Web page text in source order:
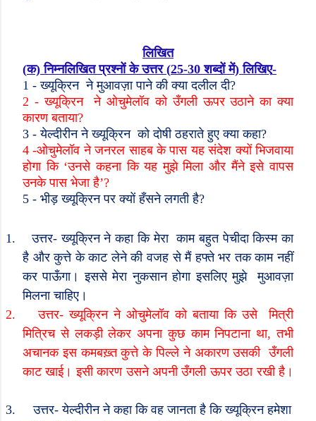
लिखित
(क) निम्नलिखित प्रश्नों के उत्तर (25-30शब्दों में) लिखिए-
1 -ख्यूक्रिन ने मुआवज़ा पाने की क्या दलील दी?
2 -ख्यूक्रिन
ने ओचुमेलॉव को उँगली ऊपर उठाने का क्या
कारण बताया?
3 -येल्दीरीन ने ख्यूक्रिन को दोषी ठहराते हुए क्या कहा?
4 -ओचुमेलॉव ने जनरल साहब के पास यह संदेश क्यों भिजवाया
होगा कि‘उनसे कहना कि यह मुझे मिला और मैंने इसे वापस
उनके पास भेजा है’?
5 - भीड़ ख्यूक्रिन पर क्यों हँसने लगती है?
1. उत्तर- ख्यूक्रिन ने कहा कि मेरा काम बहुत पेचीदा किस्म का
है और कुत्ते के काट लेने की वजह से मैं हफ्ते भर तक काम नहीं
कर पाऊँगा। इससे मेरा नुकसान होगा इसलिए मुझे
मुआवज़ा
मिलना चाहिए।
2.
उत्तर- ख्यूक्रिन ने ओचुमेलॉव को बताया कि उसे
मित्री
मित्रिच से लकड़ी लेकर अपना कुछ काम निपटाना था, तभी
अचानक इस कमबख़्त कुत्ते के पिल्ले ने अकारण उसकी उँगली
काट खाई। इसी कारण उसने अपनी उँगली ऊपर उठा रखी है।
3.
उत्तर- येल्दीरीन ने कहा कि वह जानता है कि ख्यूक्रिन हमेशा